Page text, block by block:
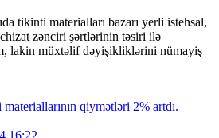
tikinti materialları bazarı yerli istehsal,
zənciri şərtlərinin təsiri ilə
lakin müxtəlif dəyişikliklərini nümayiş